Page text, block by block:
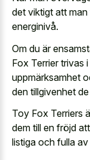
det viktigt att
energinivå.
Om du är
Fox Terrier trivas
uppmärksamhet
den tillgivenhet
Toy Fox Terriers
dem till en fröjd
listiga och fulla